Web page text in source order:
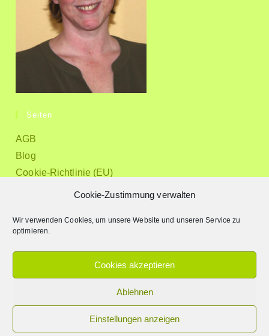
Cookie-Zustimmung verwalten
Wir verwenden Cookies, um unsere Website und unseren Service zu
optimieren.
Cookies akzeptieren
Ablehnen
Einstellungen anzeigen
Seiten
AGB
Blog
Cookie-Richtlinie (EU)
Impressum